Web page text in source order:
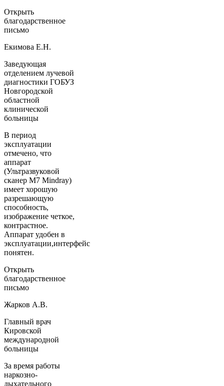
Открыть
благодарственное
письмо
Екимова Е.Н.
Заведующая
отделением лучевой
диагностики ГОБУЗ
Новгородской
областной
клинической
больницы
В период
эксплуатации
отмечено, что
аппарат
(Ультразвуковой
сканер М7 Mindray)
имеет хорошую
разрешающую
способность,
изображение четкое,
контрастное.
Аппарат удобен в
эксплуатации,интерфейс
понятен.
Открыть
благодарственное
письмо
Жарков А.В.
Главный врач
Кировской
международной
больницы
За время работы
наркозно-
дыхательного